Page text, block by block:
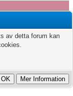
av detta forum kan